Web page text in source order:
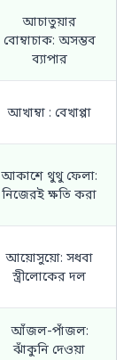
আচাতুয়ার
বোম্বাচাক: অসম্ভব
ব্যাপার
আখাম্বা : বেখাপ্পা
আকাশে থুথু ফেলা:
নিজেরই ক্ষতি করা
আয়োসুয়ো: সধবা
স্ত্রীলোকের দল
আঁজল-পাঁজল:
ঝাঁকুনি দেওয়া